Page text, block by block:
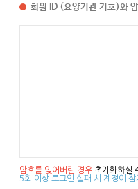
회원 ID (요양기관 기호)와
암호를 잊어버린 경우초기화하실
5회 이상 로그인 실패 시 계정이